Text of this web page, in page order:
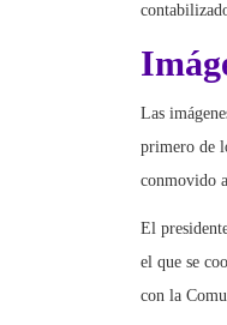
Las
primero de
conmovido
El
el que se
con la